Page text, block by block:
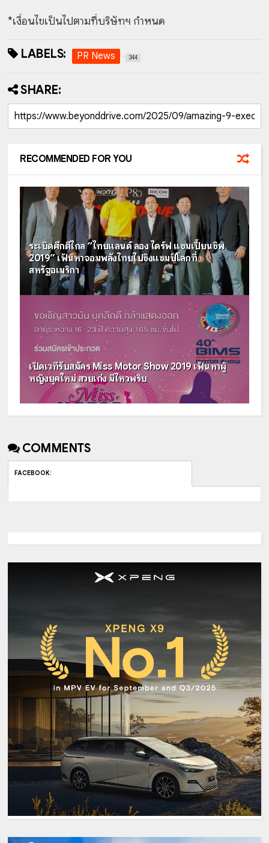
*เงื่อนไขเป็นไปตามที่บริษัทฯ กำหนด
LABELS: PR News 344
SHARE:
RECOMMENDED FOR YOU
ระเบิดศึกตีไกล “ไทยแลนด์ ลอง ไดร์ฟ แชมเปี้ยนชิพ
2019” เฟ้นหาจอมพลังไทยไปชิงแชมป์โลกที่
สหรัฐอเมริกา
เปิดเวทีรับสมัคร Miss Motor Show 2019 เฟ้นหาผู้
หญิงยุคใหม่ สวยเก่ง มีไหวพริบ
COMMENTS
FACEBOOK: